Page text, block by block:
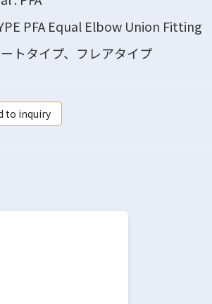
PFA Equal Elbow Union Fitting
トタイプ、フレアタイプ
to inquiry